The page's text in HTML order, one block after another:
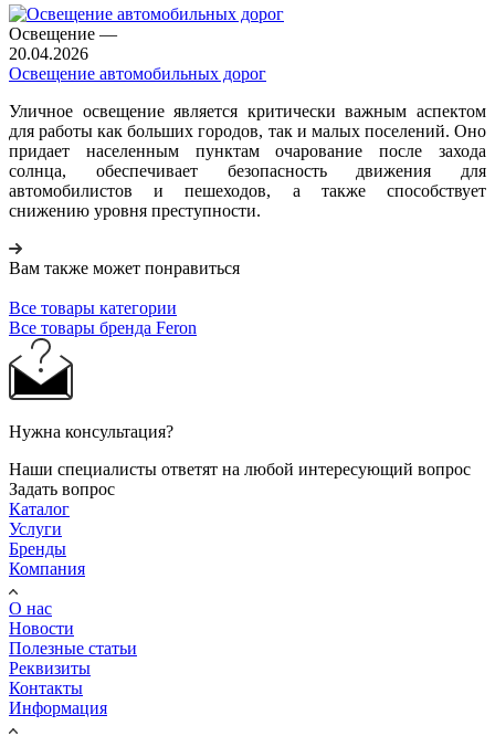
Освещение —
20.04.2026
Освещение автомобильных дорог
Уличное освещение является критически важным аспектом
для работы как больших городов, так и малых поселений. Оно
придает населенным пунктам очарование после захода
солнца, обеспечивает безопасность движения для
автомобилистов и пешеходов, а также способствует
снижению уровня преступности.
Вам также может понравиться
Все товары категории
Все товары бренда Feron
Нужна консультация?
Наши специалисты ответят на любой интересующий вопрос
Задать вопрос
Каталог
Услуги
Бренды
Компания
О нас
Новости
Полезные статьи
Реквизиты
Контакты
Информация